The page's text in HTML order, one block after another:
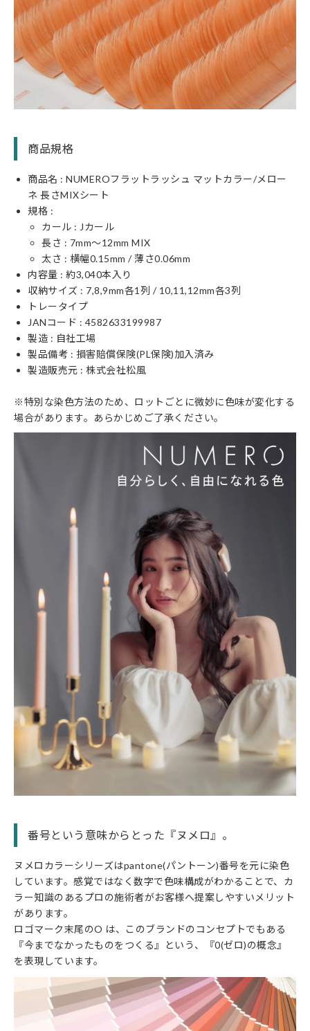
商品規格
商品名 : NUMEROフラットラッシュ マットカラー/メロー
ネ 長さMIXシート
規格 :
カール : Jカール
長さ : 7mm〜12mm MIX
太さ : 横幅0.15mm / 薄さ0.06mm
内容量 : 約3,040本入り
収納サイズ : 7,8,9mm各1列 / 10,11,12mm各3列
トレータイプ
JANコード : 4582633199987
製造 : 自社工場
製品備考 : 損害賠償保険(PL保険)加入済み
製造販売元 : 株式会社松風
※特別な染色方法のため、ロットごとに微妙に色味が変化する
場合があります。あらかじめご了承ください。
番号という意味からとった『ヌメロ』。
ヌメロカラーシリーズはpantone(パントーン)番号を元に染色
しています。感覚ではなく数字で色味構成がわかることで、カ
ラー知識のあるプロの施術者がお客様へ提案しやすいメリット
があります。
ロゴマーク末尾のO は、このブランドのコンセプトでもある
『今までなかったものをつくる』という、『0(ゼロ)の概念』
を表現しています。